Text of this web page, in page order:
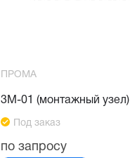
ПРОМА
3М-01 (монтажный узел)
Под заказ
по запросу